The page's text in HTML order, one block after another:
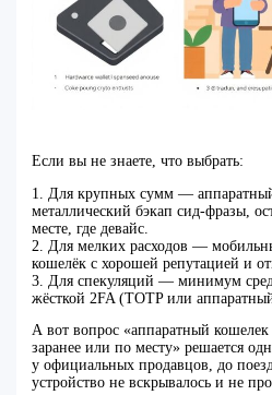
Если вы не знаете, что выбрать:
1. Для крупных сумм —
металлический бэкап сид-фразы,
месте, где девайс.
2. Для мелких расходов —
кошелёк с хорошей репутацией и
3. Для спекуляций — минимум
жёсткой 2FA (TOTP или
А вот вопрос «аппаратный
заранее или по месту» решается
у официальных продавцов, до
устройство не вскрывалось и не